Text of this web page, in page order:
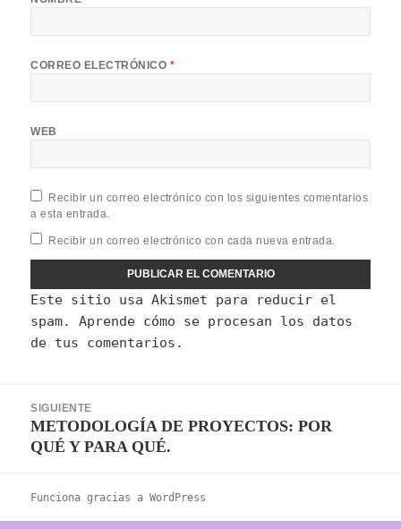
CORREO ELECTRÓNICO *
WEB
Recibir un correo electrónico con los siguientes comentarios
a esta entrada.
Recibir un correo electrónico con cada nueva entrada.
Este sitio usa Akismet para reducir el
spam.Aprende cómo se procesan los datos
de tus comentarios.
entradas
SIGUIENTE
Entrada
siguiente:
METODOLOGÍA DE PROYECTOS: POR
QUÉ Y PARA QUÉ.
Funciona gracias a WordPress